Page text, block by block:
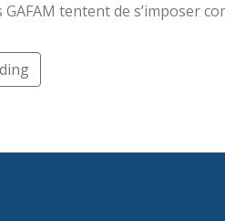
GAFAM tentent de s’imposer